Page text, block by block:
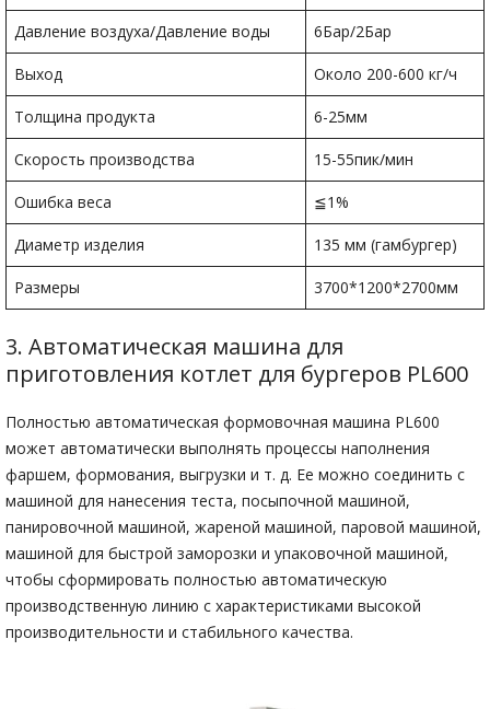
Давление воздуха/Давление воды 6Бар/2Бар
Выход Около 200-600 кг/ч
Толщина продукта 6-25мм
Скорость производства 15-55пик/мин
Ошибка веса ≦1%
Диаметр изделия 135 мм (гамбургер)
Размеры 3700*1200*2700мм
3. Автоматическая машина для
приготовления котлет для бургеров PL600
Полностью автоматическая формовочная машина PL600
может автоматически выполнять процессы наполнения
фаршем, формования, выгрузки и т. д. Ее можно соединить с
машиной для нанесения теста, посыпочной машиной,
панировочной машиной, жареной машиной, паровой машиной,
машиной для быстрой заморозки и упаковочной машиной,
чтобы сформировать полностью автоматическую
производственную линию с характеристиками высокой
производительности и стабильного качества.